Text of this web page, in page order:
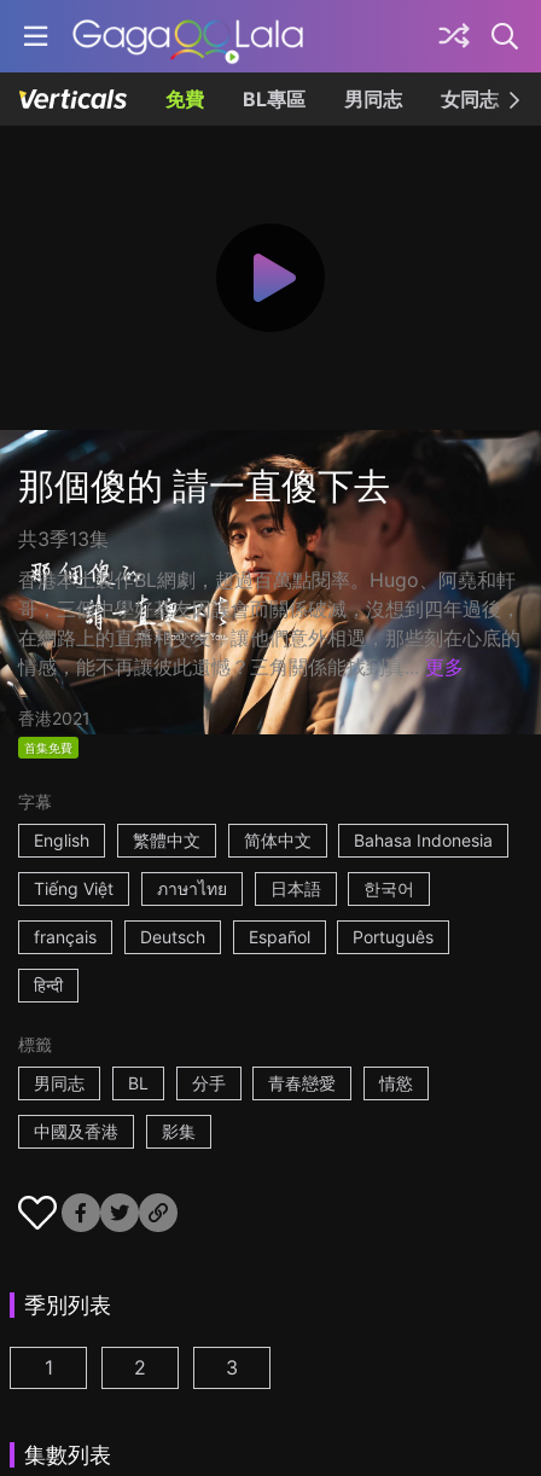
免費 BL專區 男同志 女同志
那個傻的 請一直傻下去
共3季13集
香港本土製作BL網劇，超過百萬點閱率。Hugo、阿堯和軒
哥，三個中學好基友因誤會而關係破滅，沒想到四年過後，
在網路上的直播和交友，讓他們意外相遇，那些刻在心底的
情感，能不再讓彼此遺憾？三角關係能找到真... 更多
香港2021
首集免費
字幕
English
繁體中文 简体中文 Bahasa Indonesia
Tiếng Việt ภาษาไทย 日本語 한국어
français Deutsch Español Português
हिन्दी
標籤
男同志
BL 分手 青春戀愛 情慾
中國及香港 影集
季別列表
那個傻的 請一直傻下去 第1季 第1集
1 那個傻的 請一直傻下去 第2季 第1集
2 那個傻的 請一直傻下去 第3季 第1集
3
集數列表